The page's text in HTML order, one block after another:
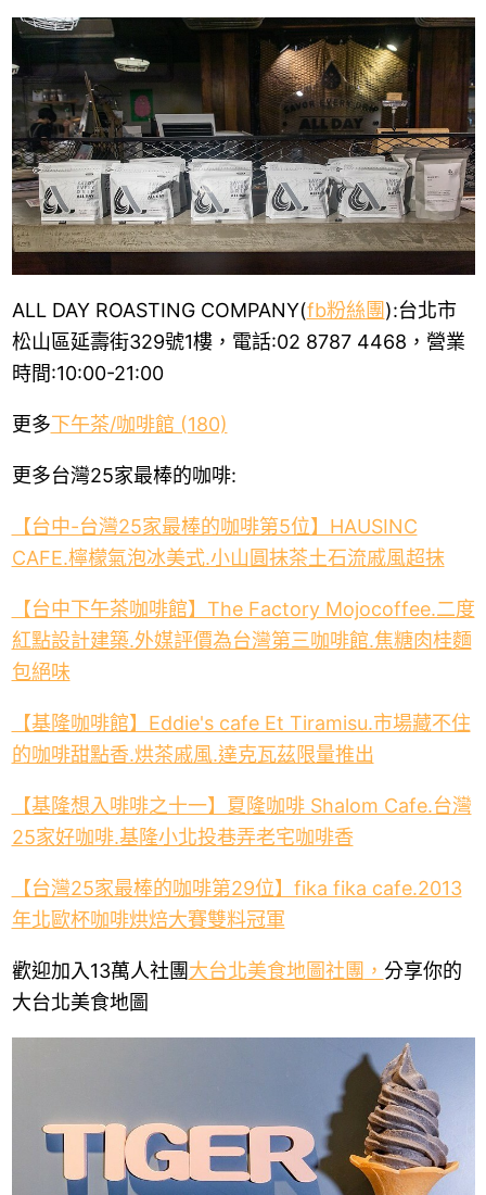
ALL DAY ROASTING COMPANY(fb粉絲團):台北市
松山區延壽街329號1樓，電話:02 8787 4468，營業
時間:10:00-21:00
更多下午茶/咖啡館 (180)
更多台灣25家最棒的咖啡:
【台中-台灣25家最棒的咖啡第5位】HAUSINC
CAFE.檸檬氣泡冰美式.小山圓抹茶土石流戚風超抹
【台中下午茶咖啡館】The Factory Mojocoffee.二度
紅點設計建築.外媒評價為台灣第三咖啡館.焦糖肉桂麵
包絕味
【基隆咖啡館】Eddie's cafe Et Tiramisu.市場藏不住
的咖啡甜點香.烘茶戚風.達克瓦茲限量推出
【基隆想入啡啡之十一】夏隆咖啡 Shalom Cafe.台灣
25家好咖啡.基隆小北投巷弄老宅咖啡香
【台灣25家最棒的咖啡第29位】fika fika cafe.2013
年北歐杯咖啡烘焙大賽雙料冠軍
歡迎加入13萬人社團大台北美食地圖社團 ， 分享你的
大台北美食地圖